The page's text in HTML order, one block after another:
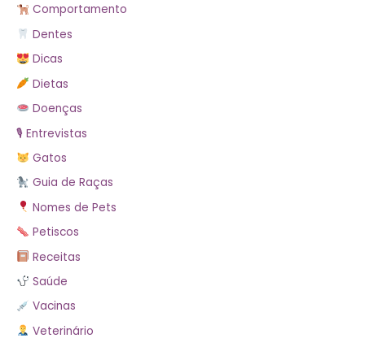
Comportamento
Dentes
Dicas
Dietas
Doenças
🎙 Entrevistas
Gatos
Guia de Raças
Nomes de Pets
Petiscos
Receitas
Saúde
Vacinas
Veterinário